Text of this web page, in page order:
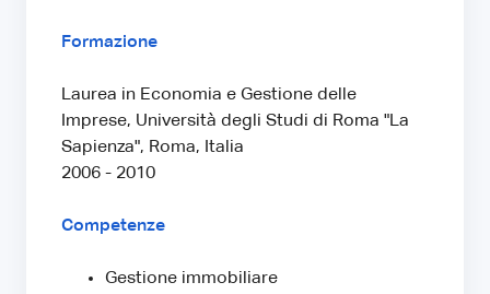
Formazione
Laurea in Economia e Gestione delle
Imprese, Università degli Studi di Roma "La
Sapienza", Roma, Italia
2006 - 2010
Competenze
Gestione immobiliare